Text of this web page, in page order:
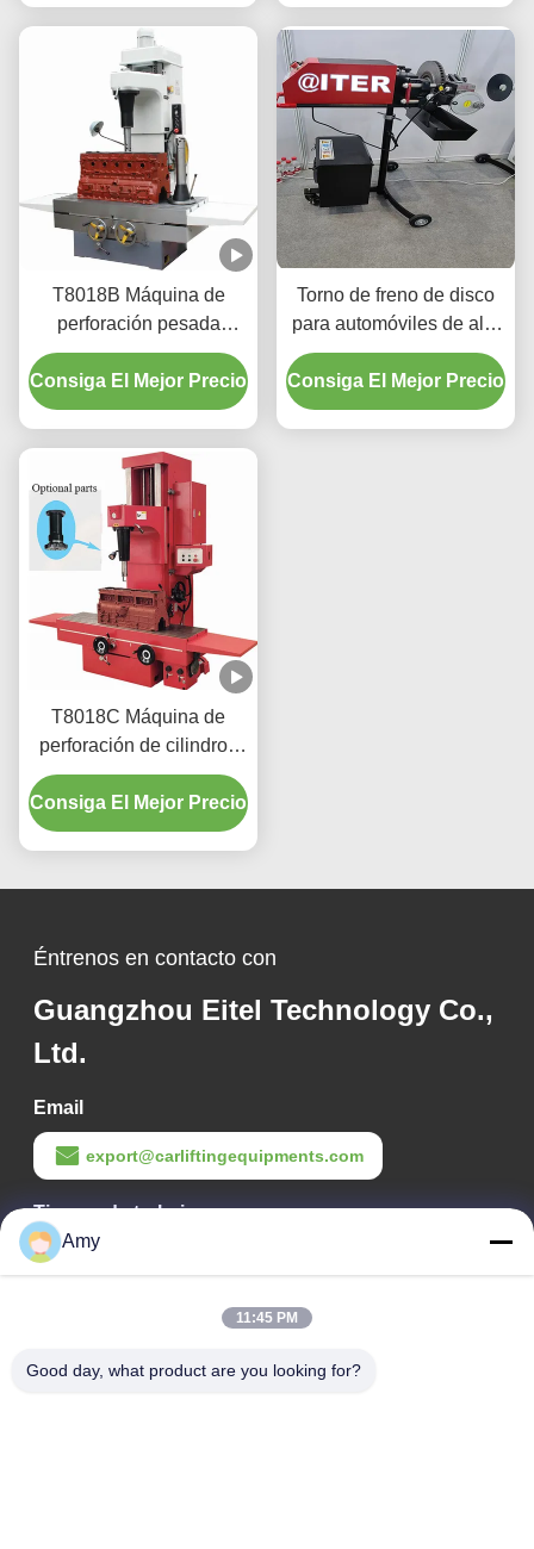
T8018B Máquina de
perforación pesada
3.3/4kw con una interfaz
fácil de usar
Consiga El Mejor Precio
Torno de freno de disco
para automóviles de alto
rendimiento 220v/110v
para taller T2009
Consiga El Mejor Precio
T8018C Máquina de
perforación de cilindros
de alta precisión para
vehículos pesados
Consiga El Mejor Precio
Éntrenos en contacto con
Guangzhou Eitel Technology Co.,
Ltd.
Email
export@carliftingequipments.com
Tiempo de trabajo
09:00-18:00
Ruta nacional 106, distrito de Huadu, ciudad de Guangzhou
Amy
11:45 PM
Good day, what product are you looking for?